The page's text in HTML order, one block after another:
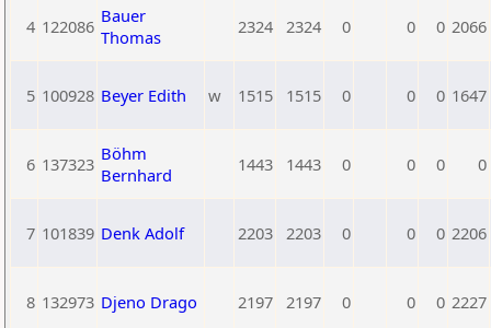
4 122086 Bauer
Thomas
2324 2324 0 0 0 2066
5 100928 Beyer Edith w 1515 1515 0 0 0 1647
6 137323 Böhm
Bernhard
1443 1443 0 0 0 0
7 101839 Denk Adolf 2203 2203 0 0 0 2206
8 132973 Djeno Drago 2197 2197 0 0 0 2227